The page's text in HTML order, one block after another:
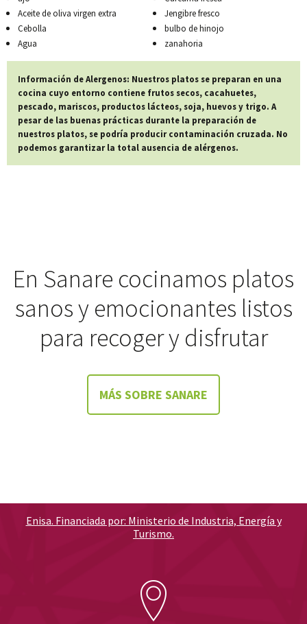
Aceite de oliva virgen extra
Cebolla
Agua
Jengibre fresco
bulbo de hinojo
zanahoria
Información de Alergenos: Nuestros platos se preparan en una
cocina cuyo entorno contiene frutos secos, cacahuetes,
pescado, mariscos, productos lácteos, soja, huevos y trigo. A
pesar de las buenas prácticas durante la preparación de
nuestros platos, se podría producir contaminación cruzada. No
podemos garantizar la total ausencia de alérgenos.
En Sanare cocinamos platos
sanos y emocionantes listos
para recoger y disfrutar
MÁS SOBRE SANARE
Enisa. Financiada por: Ministerio de Industria, Energía y
Turismo.